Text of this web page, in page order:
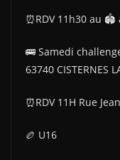
⏰RDV 11h30 au 🏟
🚌 Samedi
63740 CISTERNES
⏰RDV 11H Rue
🏉 U16